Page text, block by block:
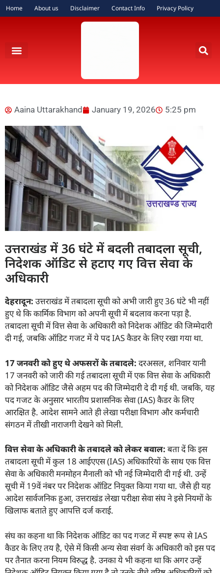
Home About us Disclaimer Contact Info Privacy Policy
Aaina Uttarakhand January 19, 2026 5:25 pm
उत्तराखंड में 36 घंटे में बदली तबादला सूची,
निदेशक ऑडिट से हटाए गए वित्त सेवा के
अधिकारी
देहरादून: उत्तराखंड में तबादला सूची को अभी जारी हुए 36 घंटे भी नहीं
हुए थे कि कार्मिक विभाग को अपनी सूची में बदलाव करना पड़ा है.
तबादला सूची में वित्त सेवा के अधिकारी को निदेशक ऑडिट की जिम्मेदारी
दी गई, जबकि ऑडिट गजट में ये पद IAS कैडर के लिए रखा गया था.
17जनवरी को हुए थे अफसरों के तबादले: दरअसल, शनिवार यानी
17 जनवरी को जारी की गई तबादला सूची में एक वित्त सेवा के अधिकारी
को निदेशक ऑडिट जैसे अहम पद की जिम्मेदारी दे दी गई थी. जबकि, यह
पद गजट के अनुसार भारतीय प्रशासनिक सेवा (IAS) कैडर के लिए
आरक्षित है. आदेश सामने आते ही लेखा परीक्षा विभाग और कर्मचारी
संगठन में तीखी नाराजगी देखने को मिली.
वित्त सेवा के अधिकारी के तबादले को लेकर बवाल: बता दें कि इस
तबादला सूची में कुल 18 आईएएस (IAS) अधिकारियों के साथ एक वित्त
सेवा के अधिकारी मनमोहन मैनाली को भी नई जिम्मेदारी दी गई थी. उन्हें
सूची में 19वें नंबर पर निदेशक ऑडिट नियुक्त किया गया था. जैसे ही यह
आदेश सार्वजनिक हुआ, उत्तराखंड लेखा परीक्षा सेवा संघ ने इसे नियमों के
खिलाफ बताते हुए आपत्ति दर्ज कराई.
संघ का कहना था कि निदेशक ऑडिट का पद गजट में स्पष्ट रूप से IAS
कैडर के लिए तय है, ऐसे में किसी अन्य सेवा संवर्ग के अधिकारी को इस पद
पर तैनात करना नियम विरुद्ध है. उनका ये भी कहना था कि अगर उन्हें